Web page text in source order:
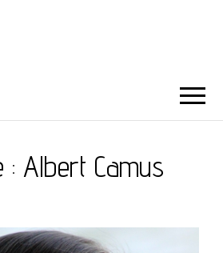
: Albert Camus